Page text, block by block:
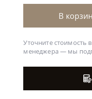
В
Уточните стоимость
менеджера — мы